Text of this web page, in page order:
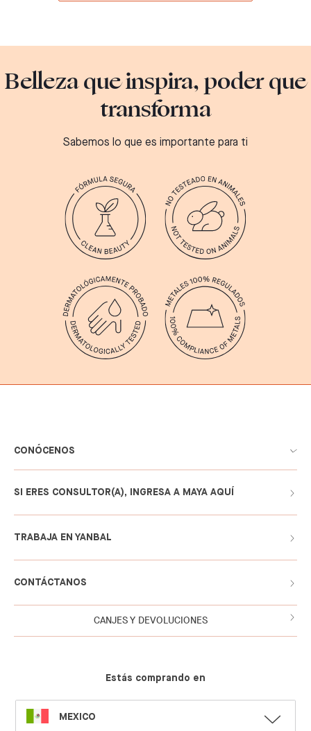
Belleza que inspira, poder que
transforma
Sabemos lo que es importante para ti
CONÓCENOS
SI ERES CONSULTOR(A), INGRESA A MAYA AQUÍ
TRABAJA EN YANBAL
CONTÁCTANOS
CANJES Y DEVOLUCIONES
Estás comprando en
SELECT
LANGUAGE
MEXICO